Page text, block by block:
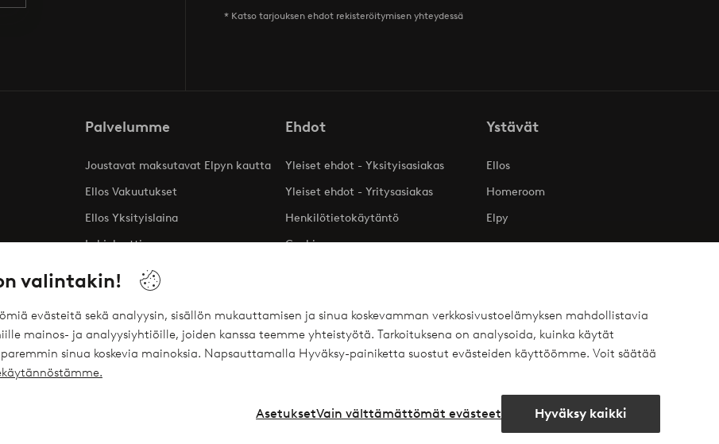
valintakin!
evästeitä sekä analyysin, sisällön mukauttamisen ja sinua koskevamman verkkosivustoelämyksen mahdollistavia
mainos- ja analyysiyhtiöille, joiden kanssa teemme yhteistyötä. Tarkoituksena on analysoida, kuinka käytät
sinua koskevia mainoksia. Napsauttamalla Hyväksy-painiketta suostut evästeiden käyttöömme. Voit säätää
Hyväksy kaikki
Vain välttämättömät evästeet
Asetukset
* Katso tarjouksen ehdot rekisteröitymisen yhteydessä
Palvelumme
Joustavat maksutavat Elpyn kautta
Ellos Vakuutukset
Ellos Yksityislaina
Lahjakortti
Ehdot
Yleiset ehdot - Yksityisasiakas
Yleiset ehdot - Yritysasiakas
Henkilötietokäytäntö
Cookies
Ystävät
Ellos
Homeroom
Elpy
InstagramFacebook